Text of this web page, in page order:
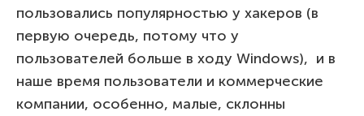
пользовались популярностью у хакеров (в
первую очередь, потому что у
пользователей больше в ходу Windows), и в
наше время пользователи и коммерческие
компании, особенно, малые, склонны